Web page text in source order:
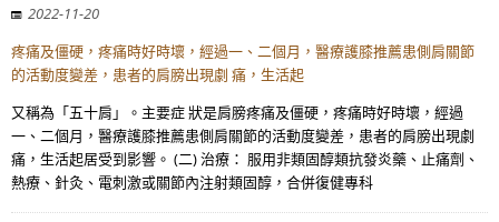
2022-11-20
疼痛及僵硬，疼痛時好時壞，經過一、二個月，醫療護膝推薦患側肩關節
的活動度變差，患者的肩膀出現劇 痛，生活起
又稱為「五十肩」。主要症 狀是肩膀疼痛及僵硬，疼痛時好時壞，經過
一、二個月，醫療護膝推薦患側肩關節的活動度變差，患者的肩膀出現劇
痛，生活起居受到影響。 (二) 治療： 服用非類固醇類抗發炎藥、止痛劑、
熱療、針灸、電刺激或關節內注射類固醇，合併復健專科